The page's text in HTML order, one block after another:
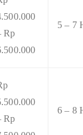
Rp
5 – 7
Rp
6 – 8